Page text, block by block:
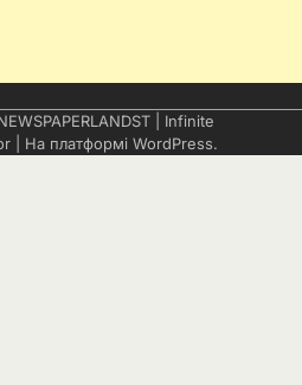
| Infinite
| На платформі WordPress.